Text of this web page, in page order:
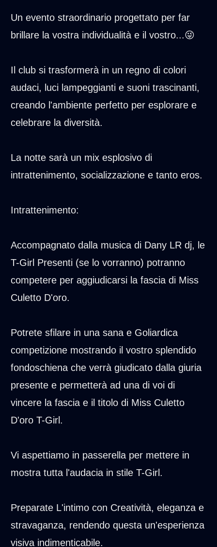
Un evento straordinario progettato per far
brillare la vostra individualità e il vostro...😜
Il club si trasformerà in un regno di colori
audaci, luci lampeggianti e suoni trascinanti,
creando l'ambiente perfetto per esplorare e
celebrare la diversità.
La notte sarà un mix esplosivo di
intrattenimento, socializzazione e tanto eros.
Intrattenimento:
Accompagnato dalla musica di Dany LR dj, le
T-Girl Presenti (se lo vorranno) potranno
competere per aggiudicarsi la fascia di Miss
Culetto D'oro.
Potrete sfilare in una sana e Goliardica
competizione mostrando il vostro splendido
fondoschiena che verrà giudicato dalla giuria
presente e permetterà ad una di voi di
vincere la fascia e il titolo di Miss Culetto
D'oro T-Girl.
Vi aspettiamo in passerella per mettere in
mostra tutta l'audacia in stile T-Girl.
Preparate L'intimo con Creatività, eleganza e
stravaganza, rendendo questa un'esperienza
visiva indimenticabile.